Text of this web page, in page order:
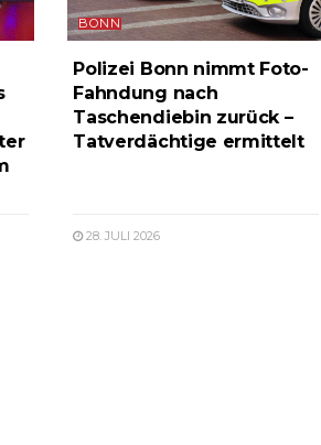
BONN
Polizei Bonn nimmt Foto-
Fahndung nach
Taschendiebin zurück –
Tatverdächtige ermittelt
28. JULI 2026